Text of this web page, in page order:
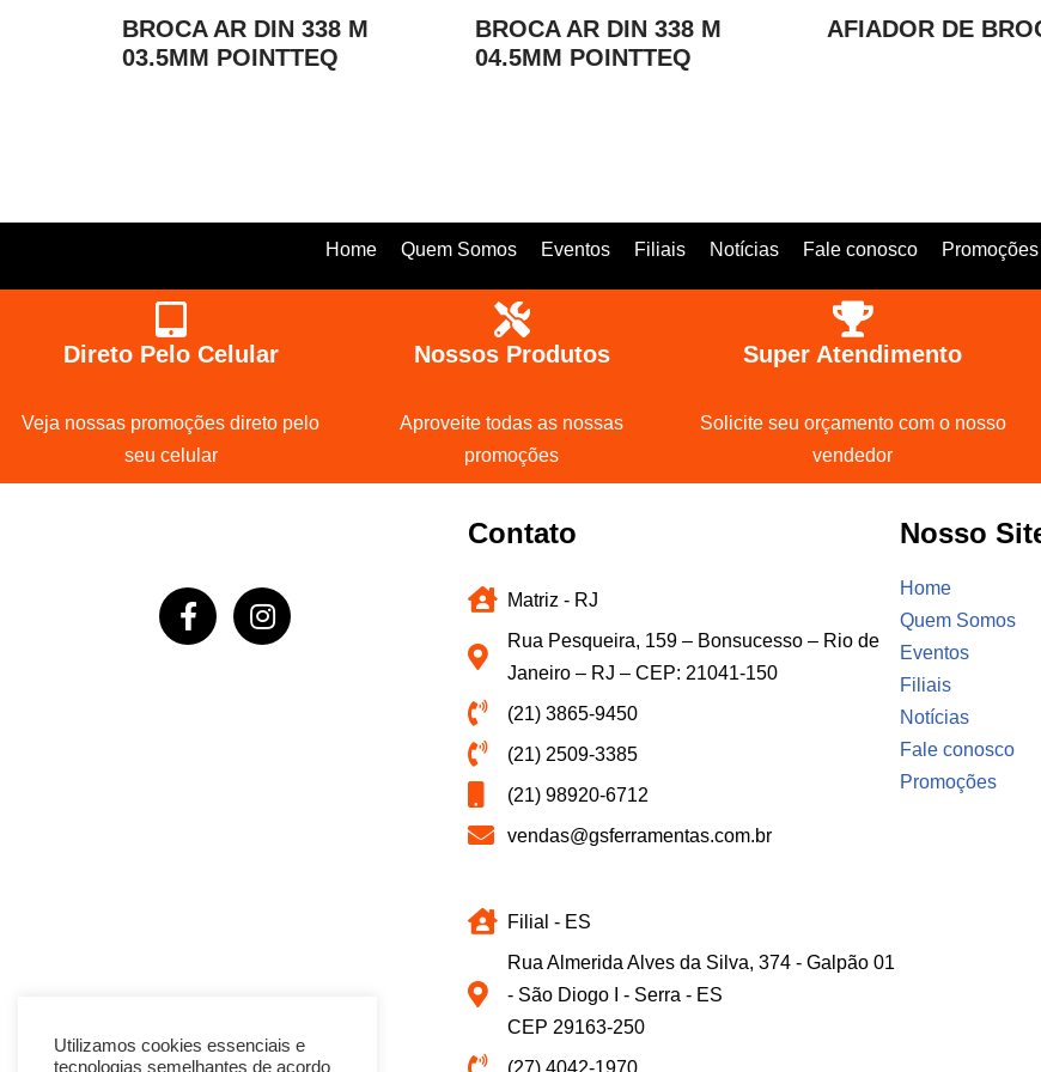
BROCA AR DIN 338 M
03.5MM POINTTEQ
BROCA AR DIN 338 M
04.5MM POINTTEQ
AFIADOR DE
Home Quem Somos Eventos Filiais Notícias Fale conosco Promoções
Direto Pelo Celular
Veja nossas promoções direto pelo
seu celular
Nossos Produtos
Aproveite todas as nossas
promoções
Super Atendimento
Solicite seu orçamento com o nosso
vendedor
Contato
Matriz - RJ
Rua Pesqueira, 159 – Bonsucesso – Rio de
Janeiro – RJ – CEP: 21041-150
(21) 3865-9450
(21) 2509-3385
(21) 98920-6712
vendas@gsferramentas.com.br
Filial - ES
Rua Almerida Alves da Silva, 374 - Galpão 01
- São Diogo I - Serra - ES
CEP 29163-250
(27) 4042-1970
Nosso
Home
Quem Somos
Eventos
Filiais
Notícias
Fale conosco
Promoções
Utilizamos cookies essenciais e
tecnologias semelhantes de acordo